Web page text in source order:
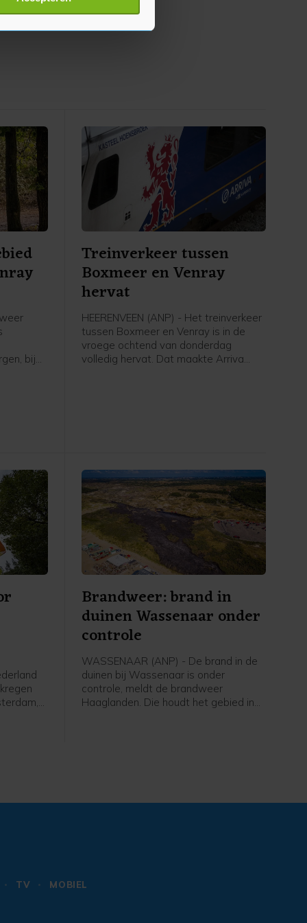
bij
Treinverkeer tussen
Boxmeer en Venray
hervat
HEERENVEEN (ANP) - Het treinverkeer
tussen Boxmeer en Venray is in de
vroege ochtend van donderdag
volledig hervat. Dat maakte Arriva
Brandweer: brand in
duinen Wassenaar onder
controle
WASSENAAR (ANP) - De brand in de
duinen bij Wassenaar is onder
controle, meldt de brandweer
Haaglanden. Die houdt het gebied in
TV
MOBIEL